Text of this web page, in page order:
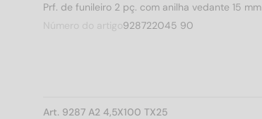
Prf. de funileiro 2 pç. com anilha vedante 15 mm
Número do artigo928722045 90
Art. 9287 A2 4,5X100 TX25